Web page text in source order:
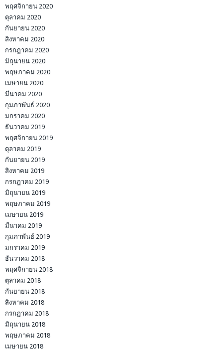
พฤศจิกายน 2020
ตุลาคม 2020
กันยายน 2020
สิงหาคม 2020
กรกฎาคม 2020
มิถุนายน 2020
พฤษภาคม 2020
เมษายน 2020
มีนาคม 2020
กุมภาพันธ์ 2020
มกราคม 2020
ธันวาคม 2019
พฤศจิกายน 2019
ตุลาคม 2019
กันยายน 2019
สิงหาคม 2019
กรกฎาคม 2019
มิถุนายน 2019
พฤษภาคม 2019
เมษายน 2019
มีนาคม 2019
กุมภาพันธ์ 2019
มกราคม 2019
ธันวาคม 2018
พฤศจิกายน 2018
ตุลาคม 2018
กันยายน 2018
สิงหาคม 2018
กรกฎาคม 2018
มิถุนายน 2018
พฤษภาคม 2018
เมษายน 2018